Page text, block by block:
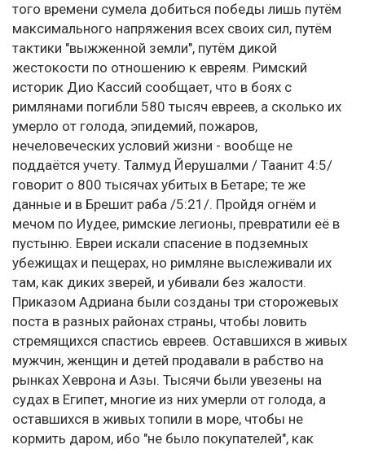
того времени сумела добиться победы лишь путём
максимального напряжения всех своих сил, путём
тактики "выжженной земли", путём дикой
жестокости по отношению к евреям. Римский
историк Дио Кассий сообщает, что в боях с
римлянами погибли 580 тысяч евреев, а сколько их
умерло от голода, эпидемий, пожаров,
нечеловеческих условий жизни - вообще не
поддаётся учету. Талмуд Йерушалми / Таанит 4:5/
говорит о 800 тысячах убитых в Бетаре; те же
данные и в Брешит раба /5:21/. Пройдя огнём и
мечом по Иудее, римские легионы, превратили её в
пустыню. Евреи искали спасение в подземных
убежищах и пещерах, но римляне выслеживали их
там, как диких зверей, и убивали без жалости.
Приказом Адриана были созданы три сторожевых
поста в разных районах страны, чтобы ловить
стремящихся спастись евреев. Оставшихся в живых
мужчин, женщин и детей продавали в рабство на
рынках Хеврона и Азы. Тысячи были увезены на
судах в Египет, многие из них умерли от голода, а
оставшихся в живых топили в море, чтобы не
кормить даром, ибо "не было покупателей", как